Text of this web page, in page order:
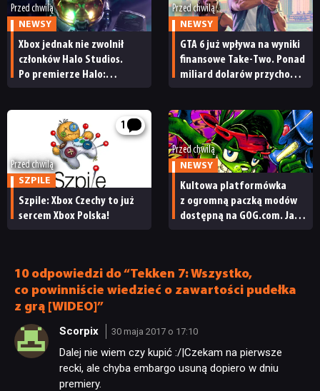
NEWSY
PUBLICYSTYKA
KULTURA
TECHNOLOGIE
DYSKUSJE
Przed chwilą
NEWSY
Xbox jednak nie zwolnił
członków Halo Studios.
Po premierze Halo:
Przed chwilą
NEWSY
GTA 6 już wpływa na wyniki
finansowe Take-Two. Ponad
miliard dolarów przychodu
1
Przed chwilą
SZPILE
Szpile: Xbox Czechy to już
sercem Xbox Polska!
Przed chwilą
NEWSY
Kultowa platformówka
z ogromną paczką modów
dostępną na GOG.com. Jazz
10 odpowiedzi do “Tekken 7: Wszystko,
co powinniście wiedzieć o zawartości pudełka
z grą [WIDEO]”
Scorpix 30 maja 2017 o 17:10
Dalej nie wiem czy kupić :/|Czekam na pierwsze
recki, ale chyba embargo usuną dopiero w dniu
premiery.